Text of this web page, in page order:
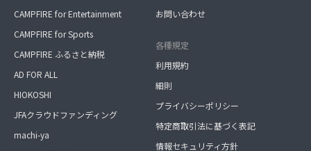
CAMPFIRE for Entertainment
CAMPFIRE for Sports
CAMPFIRE ふるさと納税
AD FOR ALL
HIOKOSHI
JFAクラウドファンディング
machi-ya
お問い合わせ
各種規定
利用規約
細則
プライバシーポリシー
特定商取引法に基づく表記
情報セキュリティ方針